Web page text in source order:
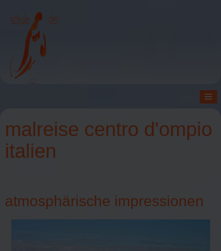
≡
malreise centro d'ompio
italien
atmosphärische impressionen